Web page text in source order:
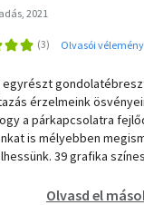
2021
Olvasói
egyrészt
érzelmeink
a párkapcsolatra
is mélyebben
39 grafika
Olvasd el